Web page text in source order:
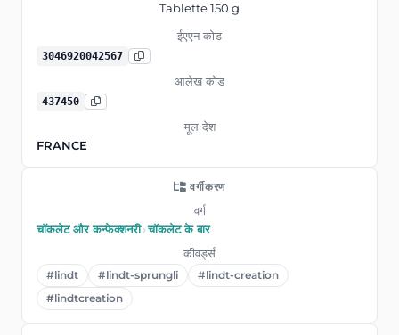
Tablette 150 g
ईएएन कोड
3046920042567
आलेख कोड
437450
मूल देश
FRANCE
वर्गीकरण
वर्ग
चॉकलेट और कन्फेक्शनरी›चॉकलेट के बार
कीवर्ड्स
#lindt #lindt-sprungli
#lindt-creation
#lindtcreation